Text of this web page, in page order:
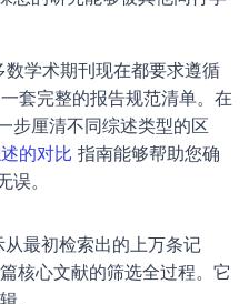
数学术期刊现在都要求遵循
套完整的报告规范清单。在
步厘清不同综述类型的区
的对比 指南能够帮助您确
。
从最初检索出的上万条记
核心文献的筛选全过程。它